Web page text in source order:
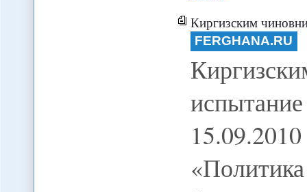
Киргизским
FERGHANA.RU